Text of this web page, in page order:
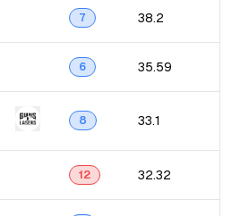
7 38.2
6 35.59
8 33.1
12 32.32